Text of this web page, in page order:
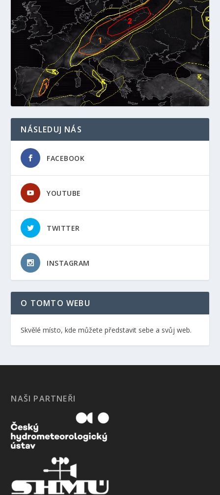
NÁSLEDUJ NÁS
FACEBOOK
YOUTUBE
TWITTER
INSTAGRAM
O TOMTO WEBU
Skvělé místo, kde můžete představit sebe a svůj web.
NAŠI PARTNEŘI